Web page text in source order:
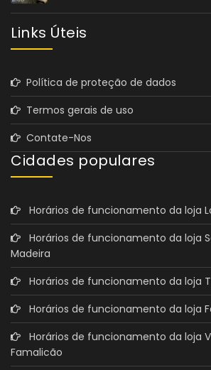
Links Úteis
Política de proteção de dados
Termos gerais de uso
Contate-Nos
Cidades populares
Horários de funcionamento da loja
Horários de funcionamento da loja
Madeira
Horários de funcionamento da loja
Horários de funcionamento da loja
Horários de funcionamento da loja
Famalicão